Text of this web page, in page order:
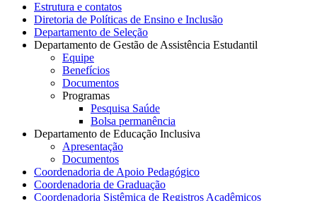
Estrutura e contatos
Diretoria de Políticas de Ensino e Inclusão
Departamento de Seleção
Departamento de Gestão de Assistência Estudantil
Equipe
Benefícios
Documentos
Programas
Pesquisa Saúde
Bolsa permanência
Departamento de Educação Inclusiva
Apresentação
Documentos
Coordenadoria de Apoio Pedagógico
Coordenadoria de Graduação
Coordenadoria Sistêmica de Registros Acadêmicos